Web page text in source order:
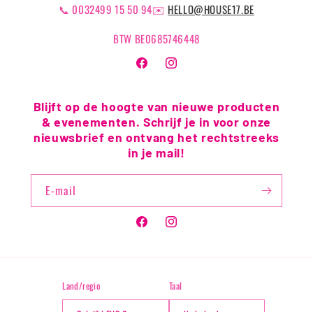
📞 0032499 15 50 94✉️ HELLO@HOUSE17.BE
BTW BE0685746448
FacebookInstagram
Blijft op de hoogte van nieuwe producten
& evenementen. Schrijf je in voor onze
nieuwsbrief en ontvang het rechtstreeks
in je mail!
E‑mail
FacebookInstagram
Land/regio Taal